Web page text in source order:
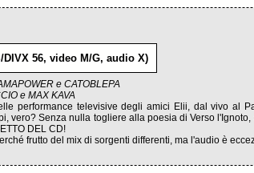
DIVX 56, video M/G, audio X)
e CATOBLEPA
e MAX KAVA
performance televisive degli amici Elii, dal vivo
vero? Senza nulla togliere alla poesia di Verso
DEL CD!
frutto del mix di sorgenti differenti, ma l'audio è